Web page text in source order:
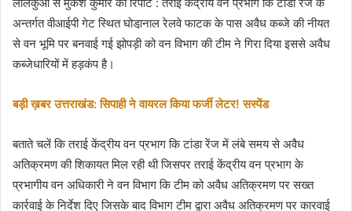
अन्तर्गत वीआईपी गेट स्थित घोडा़नाल रेलवे फाटक के पास अवैध कब्जे की नीयत
से वन भूमि पर बनवाई गई झोपड़ी को वन विभाग की टीम ने गिरा दिया इससे अवैध
कब्जेधारियों में हड़कंप है।
बड़ी ख़बर उत्तराखंड: सिपाही ने वायरल किया फर्जी लेटर! सस्पेंड
बताते चलें कि तराई केंद्रीय वन प्रभाग कि टांडा रेंज में लंबे समय से अवैध
अतिक्रमण की शिकायत मिल रही थी जिसपर तराई केंद्रीय वन प्रभाग के
प्रभागीय वन अधिकारी ने वन विभाग कि टीम को अवैध अतिक्रमण पर सख्त
कार्रवाई के निर्देश दिए जिसके बाद विभाग टीम द्वारा अवैध अतिक्रमण पर कारवाई